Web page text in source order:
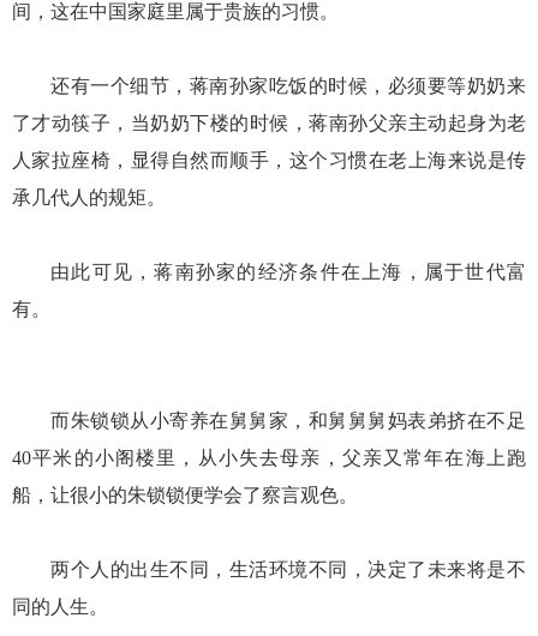
间，这在中国家庭里属于贵族的习惯。
还有一个细节，蒋南孙家吃饭的时候，必须要等奶奶来
了才动筷子，当奶奶下楼的时候，蒋南孙父亲主动起身为老
人家拉座椅，显得自然而顺手，这个习惯在老上海来说是传
承几代人的规矩。
由此可见，蒋南孙家的经济条件在上海，属于世代富
有。
而朱锁锁从小寄养在舅舅家，和舅舅舅妈表弟挤在不足
40平米的小阁楼里，从小失去母亲，父亲又常年在海上跑
船，让很小的朱锁锁便学会了察言观色。
两个人的出生不同，生活环境不同，决定了未来将是不
同的人生。